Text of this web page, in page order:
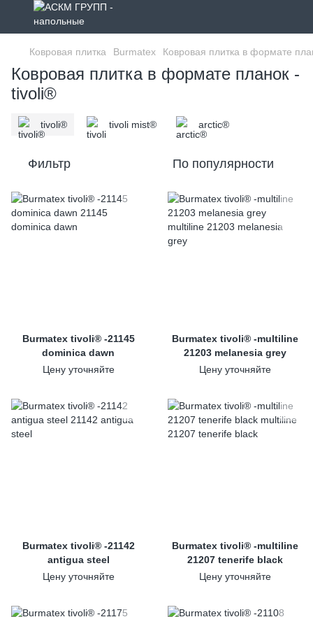
Ковровая плитка Burmatex Ковровая плитка в формате
Ковровая плитка в формате планок -
tivoli®
tivoli® tivoli mist® arctic®
Фильтр По популярности
Burmatex tivoli® -21145
dominica dawn
Цену уточняйте
Burmatex tivoli® -multiline
21203 melanesia grey
Цену уточняйте
Burmatex tivoli® -21142
antigua steel
Цену уточняйте
Burmatex tivoli® -multiline
21207 tenerife black
Цену уточняйте